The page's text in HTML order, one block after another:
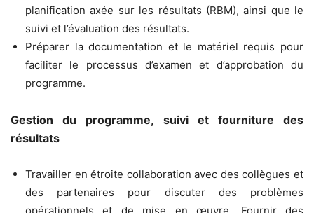
planification axée sur les résultats (RBM), ainsi que le
suivi et l’évaluation des résultats.
Préparer la documentation et le matériel requis pour
faciliter le processus d’examen et d’approbation du
programme.
Gestion du programme, suivi et fourniture des
résultats
Travailler en étroite collaboration avec des collègues et
des partenaires pour discuter des problèmes